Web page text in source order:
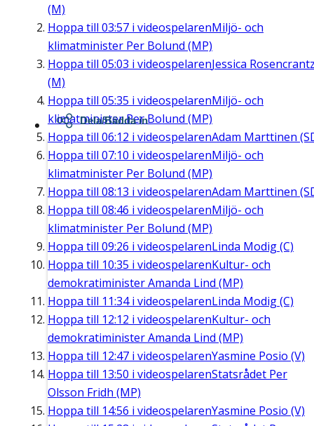
(M)
Hoppa till 03:57 i videospelarenMiljö- och
klimatminister Per Bolund (MP)
Hoppa till 05:03 i videospelarenJessica
(M)
Hoppa till 05:35 i videospelarenMiljö- och
klimatminister Per Bolund (MP)
Hoppa till 06:12 i videospelarenAdam Marttinen
Hoppa till 07:10 i videospelarenMiljö- och
klimatminister Per Bolund (MP)
Hoppa till 08:13 i videospelarenAdam Marttinen
Hoppa till 08:46 i videospelarenMiljö- och
klimatminister Per Bolund (MP)
Hoppa till 09:26 i videospelarenLinda Modig (C)
Hoppa till 10:35 i videospelarenKultur- och
demokratiminister Amanda Lind (MP)
Hoppa till 11:34i videospelarenLinda Modig (C)
Hoppa till 12:12 i videospelarenKultur- och
demokratiminister Amanda Lind (MP)
Hoppa till 12:47 i videospelarenYasmine Posio (V)
Hoppa till 13:50 i videospelarenStatsrådet Per
Olsson Fridh (MP)
Hoppa till 14:56 i videospelarenYasmine Posio (V)
Dela/Bädda in